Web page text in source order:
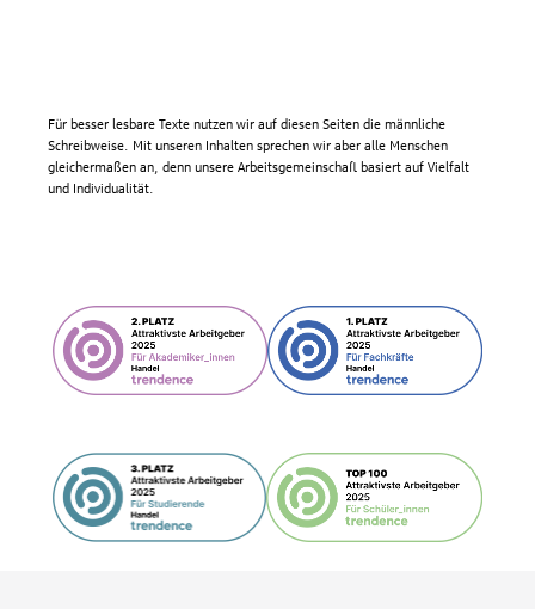
Für besser lesbare Texte nutzen wir auf diesen Seiten die männliche
Schreibweise. Mit unseren Inhalten sprechen wir aber alle Menschen
gleichermaßen an, denn unsere Arbeitsgemeinschaft basiert auf Vielfalt
und Individualität.